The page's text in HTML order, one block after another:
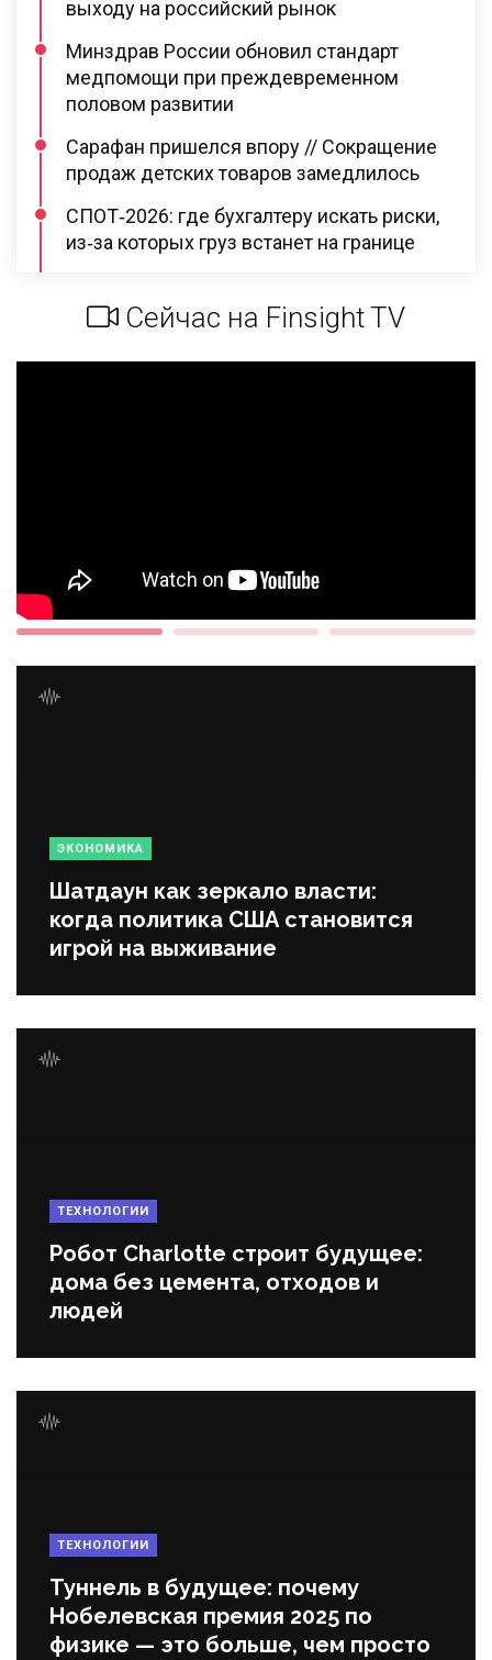
выходу на российский рынок
Минздрав России обновил стандарт
медпомощи при преждевременном
половом развитии
Сарафан пришелся впору // Сокращение
продаж детских товаров замедлилось
СПОТ‑2026: где бухгалтеру искать риски,
из‑за которых груз встанет на границе
Сейчас на Finsight TV
ЭКОНОМИКА
Шатдаун как зеркало власти:
когда политика США становится
игрой на выживание
ТЕХНОЛОГИИ
Робот Charlotte строит будущее:
дома без цемента, отходов и
людей
ТЕХНОЛОГИИ
Туннель в будущее: почему
Нобелевская премия 2025 по
физике — это больше, чем просто